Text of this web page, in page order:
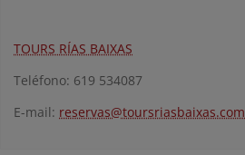
TOURS RÍAS BAIXAS
Teléfono: 619 534087
E-mail: reservas@toursriasbaixas.com